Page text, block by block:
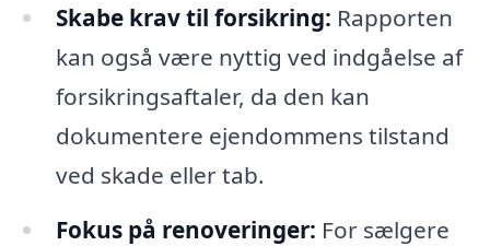
Skabe krav til forsikring: Rapporten
kan også være nyttig ved indgåelse af
forsikringsaftaler, da den kan
dokumentere ejendommens tilstand
ved skade eller tab.
Fokus på renoveringer: For sælgere